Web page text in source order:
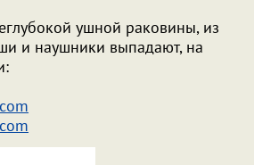
ушной раковины, из
и наушники выпадают, на